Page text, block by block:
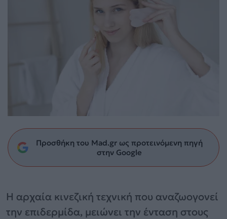
Προσθήκη του Mad.gr ως προτεινόμενη πηγή
στην Google
Η αρχαία κινεζική τεχνική που αναζωογονεί
την επιδερμίδα, μειώνει την ένταση στους